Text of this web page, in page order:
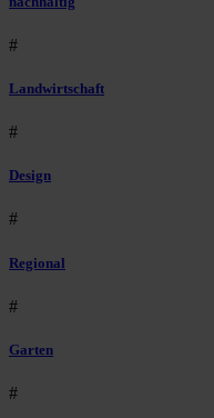
#
Landwirtschaft
#
Design
#
Regional
#
Garten
#